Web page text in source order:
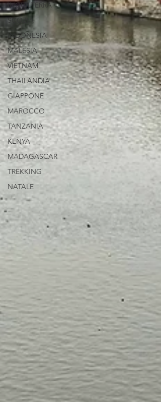
INGHILTERRA
SCOZIA
INDONESIA
MALESIA
VIETNAM
THAILANDIA
GIAPPONE
MAROCCO
TANZANIA
KENYA
MADAGASCAR
TREKKING
NATALE